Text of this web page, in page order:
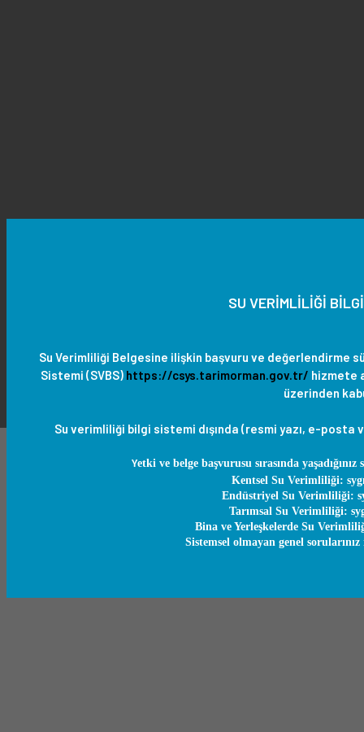
SU VERİMLİLİĞİ
Su Verimliliği Belgesine ilişkin başvuru ve değerlendirme
Sistemi (SVBS) https://csys.tarimorman.gov.tr/ hizmete
üzerinden
Su verimliliği bilgi sistemi dışında (resmi yazı, e-posta
Yetki ve belge başvurusu sırasında
Kentsel Su Verimliliği:
Endüstriyel Su Verimliliği:
Tarımsal Su Verimliliği:
Bina ve Yerleşkelerde Su
Sistemsel olmayan genel